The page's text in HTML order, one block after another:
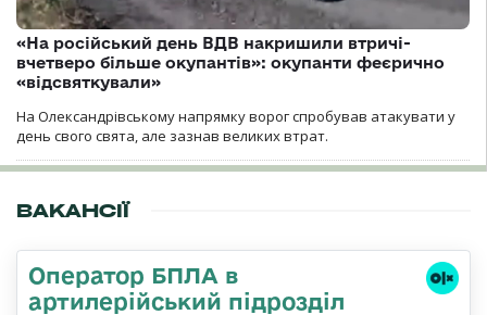
«На російський день ВДВ накришили втричі-
вчетверо більше окупантів»: окупанти феєрично
«відсвяткували»
На Олександрівському напрямку ворог спробував атакувати у
день свого свята, але зазнав великих втрат.
ВАКАНСІЇ
Оператор БПЛА в
артилерійський підрозділ